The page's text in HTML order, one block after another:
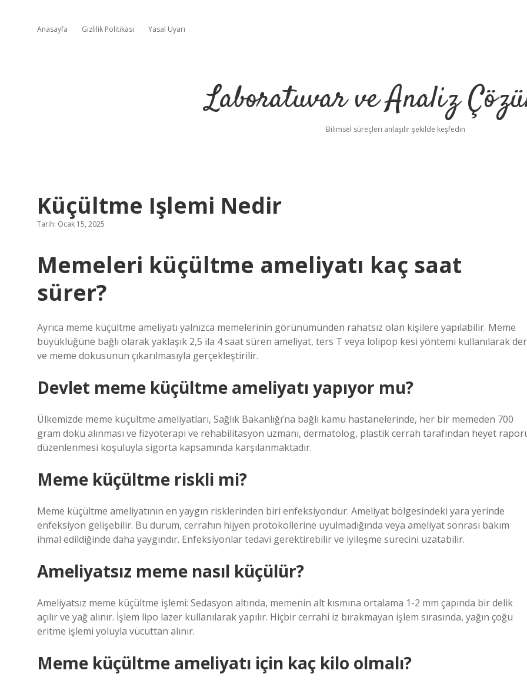
Anasayfa Gizlilik Politikası Yasal Uyarı
Laboratuvar ve Analiz
Bilimsel süreçleri anlaşılır şekilde keşfedin
Küçültme Işlemi Nedir
Tarih: Ocak 15, 2025
Memeleri küçültme ameliyatı kaç saat
sürer?
Ayrıca meme küçültme ameliyatı yalnızca memelerinin görünümünden rahatsız olan kişilere yapılabilir. Meme
büyüklüğüne bağlı olarak yaklaşık 2,5 ila 4 saat süren ameliyat, ters T veya lolipop kesi yöntemi kullanılarak
ve meme dokusunun çıkarılmasıyla gerçekleştirilir.
Devlet meme küçültme ameliyatı yapıyor mu?
Ülkemizde meme küçültme ameliyatları, Sağlık Bakanlığı’na bağlı kamu hastanelerinde, her bir memeden 700
gram doku alınması ve fizyoterapi ve rehabilitasyon uzmanı, dermatolog, plastik cerrah tarafından heyet
düzenlenmesi koşuluyla sigorta kapsamında karşılanmaktadır.
Meme küçültme riskli mi?
Meme küçültme ameliyatının en yaygın risklerinden biri enfeksiyondur. Ameliyat bölgesindeki yara yerinde
enfeksiyon gelişebilir. Bu durum, cerrahın hijyen protokollerine uyulmadığında veya ameliyat sonrası bakım
ihmal edildiğinde daha yaygındır. Enfeksiyonlar tedavi gerektirebilir ve iyileşme sürecini uzatabilir.
Ameliyatsız meme nasıl küçülür?
Ameliyatsız meme küçültme işlemi: Sedasyon altında, memenin alt kısmına ortalama 1-2 mm çapında bir delik
açılır ve yağ alınır. İşlem lipo lazer kullanılarak yapılır. Hiçbir cerrahi iz bırakmayan işlem sırasında, yağın çoğu
eritme işlemi yoluyla vücuttan alınır.
Meme küçültme ameliyatı için kaç kilo olmalı?